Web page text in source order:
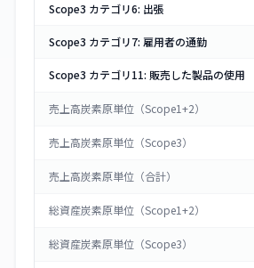
Scope3 カテゴリ6: 出張
Scope3 カテゴリ7: 雇用者の通勤
Scope3 カテゴリ11: 販売した製品の使用
売上高炭素原単位（Scope1+2）
売上高炭素原単位（Scope3）
売上高炭素原単位（合計）
総資産炭素原単位（Scope1+2）
総資産炭素原単位（Scope3）